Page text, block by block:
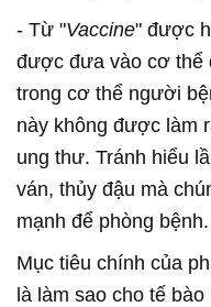
- Từ "Vaccine" được
được đưa vào cơ thể
trong cơ thể người
này không được làm
ung thư. Tránh hiểu
ván, thủy đậu mà
mạnh để phòng bệnh.
Mục tiêu chính của
là làm sao cho tế